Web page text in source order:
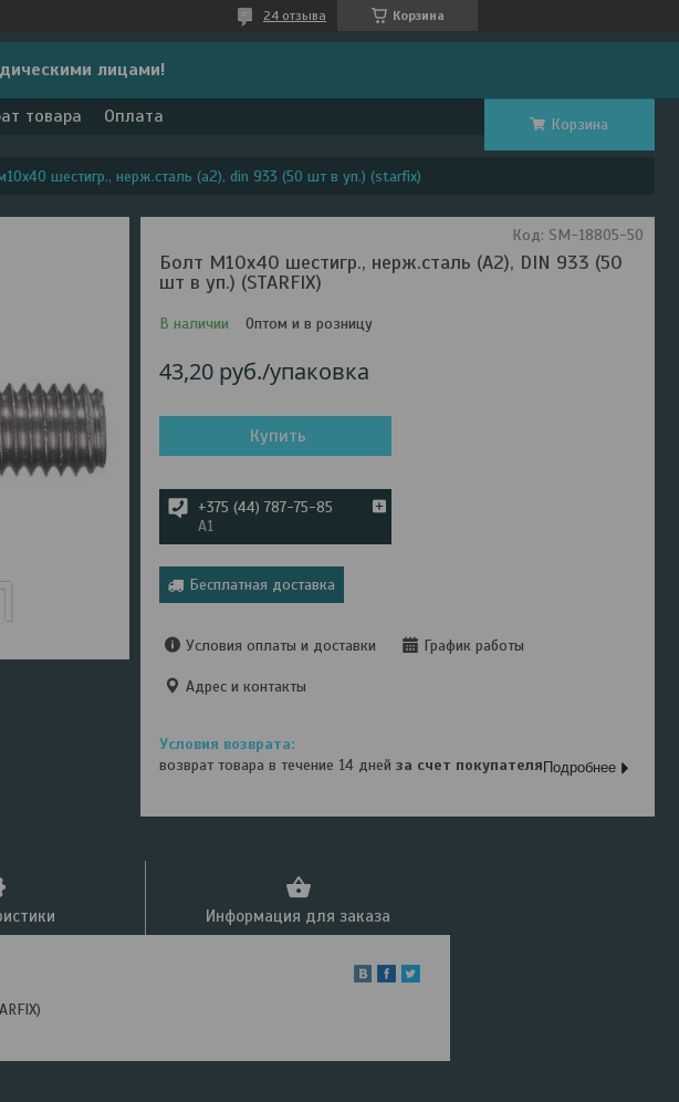
Корзина
24 отзыва
лицами!
товара Оплата Корзина
шестигр., нерж.сталь (а2), din 933 (50 шт в уп.) (starfix)
Болт М10х40 шестигр., нерж.сталь (А2), DIN 933 (50
шт в уп.) (STARFIX)
В наличии Оптом и в розницу
Код: SM-18805-50
43,20 руб./упаковка
Купить
+375 (44) 787-75-85
А1
Бесплатная доставка
Условия оплаты и доставки График работы
Адрес и контакты
возврат товара в течение 14 днейза счет покупателя Подробнее
Информация для заказа